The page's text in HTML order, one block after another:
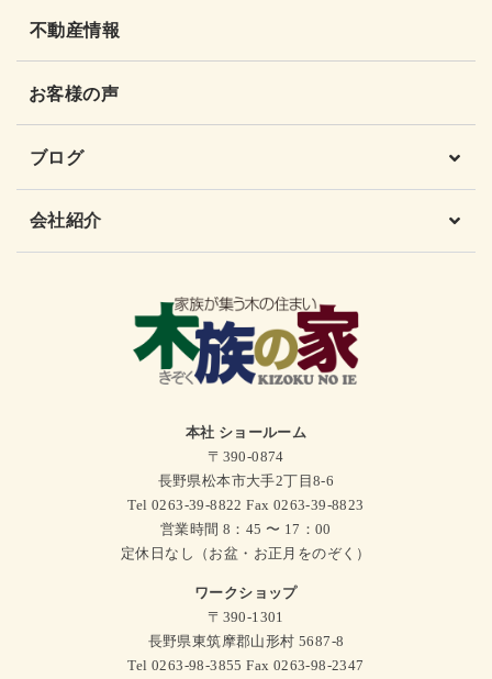
不動産情報
お客様の声
ブログ
会社紹介
本社 ショールーム
〒390-0874
長野県松本市大手2丁目8-6
Tel 0263-39-8822 Fax 0263-39-8823
営業時間 8：45 〜 17：00
定休日なし（お盆・お正月をのぞく）
ワークショップ
〒390-1301
長野県東筑摩郡山形村 5687-8
Tel 0263-98-3855 Fax 0263-98-2347